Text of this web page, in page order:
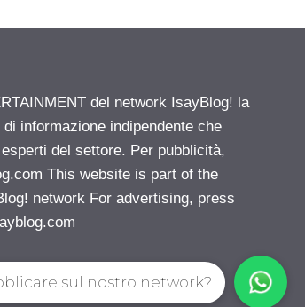
del network IsayBlog! la
informazione indipendente che
del settore. Per pubblicità,
This website is part of the
network For advertising, press
sul nostro network?